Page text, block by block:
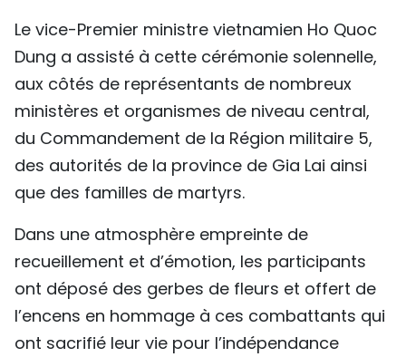
Le vice-Premier ministre vietnamien Ho Quoc
Dung a assisté à cette cérémonie solennelle,
aux côtés de représentants de nombreux
ministères et organismes de niveau central,
du Commandement de la Région militaire 5,
des autorités de la province de Gia Lai ainsi
que des familles de martyrs.
Dans une atmosphère empreinte de
recueillement et d’émotion, les participants
ont déposé des gerbes de fleurs et offert de
l’encens en hommage à ces combattants qui
ont sacrifié leur vie pour l’indépendance